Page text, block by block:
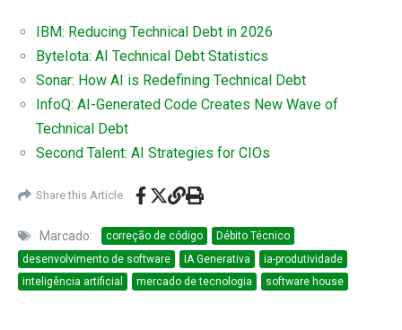
IBM: Reducing Technical Debt in 2026
ByteIota: AI Technical Debt Statistics
Sonar: How AI is Redefining Technical Debt
InfoQ: AI-Generated Code Creates New Wave of
Technical Debt
Second Talent: AI Strategies for CIOs
Share this Article
Marcado: correção de código
Débito Técnico
desenvolvimento de software
IA Generativa
ia-produtividade
inteligência artificial
mercado de tecnologia software house